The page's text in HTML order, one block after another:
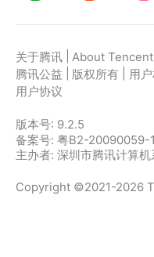
关于腾讯 About Tencent
腾讯公益
版权所有 用
用户协议
版本号: 9.2.5
备案号: 粤B2-20090059-
主办者: 深圳市腾讯计算机
Copyright ©2021-2026